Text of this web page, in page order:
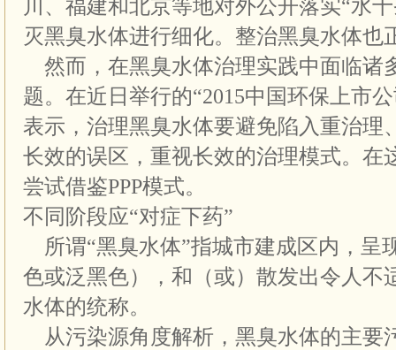
川、福建和北京等地对外公开落实“水
灭黑臭水体进行细化。整治黑臭水体也
然而，在黑臭水体治理实践中面临诸
题。在近日举行的“2015中国环保上市
表示，治理黑臭水体要避免陷入重治理
长效的误区，重视长效的治理模式。在
尝试借鉴PPP模式。
不同阶段应“对症下药”
所谓“黑臭水体”指城市建成区内，呈
色或泛黑色），和（或）散发出令人不
水体的统称。
从污染源角度解析，黑臭水体的主要